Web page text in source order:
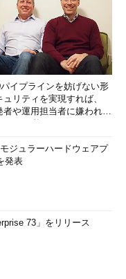
イプラインを妨げない形
ュリティを実現すれば、
者や運用担当者に嫌われな
ジュラーハードウェアプ
発表
73」をリリース